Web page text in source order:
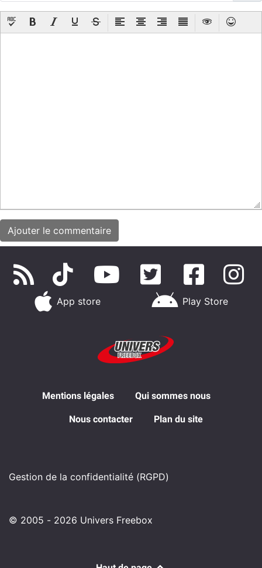
App store Play Store
Mentions légales Qui sommes nous
Nous contacter Plan du site
Gestion de la confidentialité (RGPD)
© 2005 - 2026 Univers Freebox